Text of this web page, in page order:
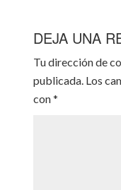
DEJA UNA
Tu dirección de
publicada. Los
con*